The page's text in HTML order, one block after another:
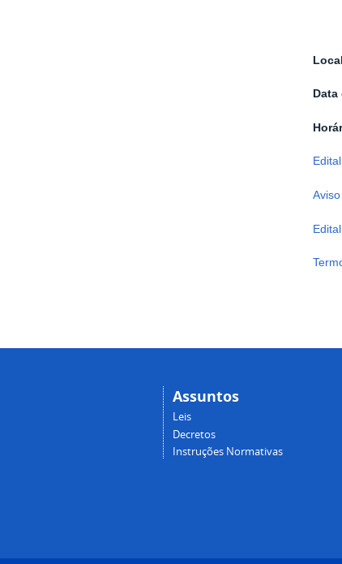
Assuntos
Leis
Decretos
Instruções Normativas